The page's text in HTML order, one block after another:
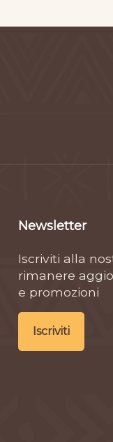
Newsletter
Iscriviti alla
rimanere
e promozioni
Iscriviti